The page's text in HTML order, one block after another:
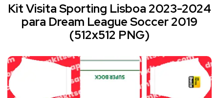
Kit Visita Sporting Lisboa 2023-2024
para Dream League Soccer 2019
(512x512 PNG)